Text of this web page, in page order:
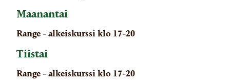
Maanantai
Range - alkeiskurssi klo 17-20
Tiistai
Range - alkeiskurssi klo 17-20